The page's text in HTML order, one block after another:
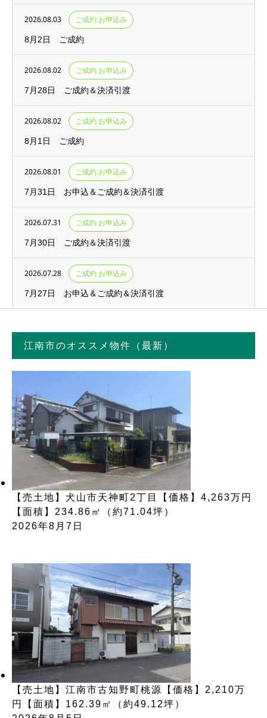
2026.08.03 ご成約 お申込み
8月2日 ご成約
2026.08.02 ご成約 お申込み
7月28日 ご成約＆決済引渡
2026.08.02 ご成約 お申込み
8月1日 ご成約
2026.08.01 ご成約 お申込み
7月31日 お申込＆ご成約＆決済引渡
2026.07.31 ご成約 お申込み
7月30日 ご成約＆決済引渡
2026.07.28 ご成約 お申込み
7月27日 お申込＆ご成約＆決済引渡
江南市のオススメ物件（最新）
【売土地】犬山市天神町2丁目【価格】4,263万円
【面積】234.86㎡（約71.04坪）
2026年8月7日
【売土地】江南市古知野町桃源【価格】2,210万
円【面積】162.39㎡（約49.12坪）